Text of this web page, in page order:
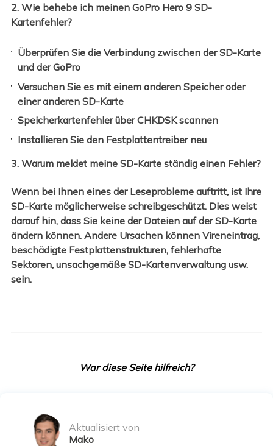
2. Wie behebe ich meinen GoPro Hero 9 SD-
Kartenfehler?
Überprüfen Sie die Verbindung zwischen der SD-Karte
und der GoPro
Versuchen Sie es mit einem anderen Speicher oder
einer anderen SD-Karte
Speicherkartenfehler über CHKDSK scannen
Installieren Sie den Festplattentreiber neu
3. Warum meldet meine SD-Karte ständig einen Fehler?
Wenn bei Ihnen eines der Leseprobleme auftritt, ist Ihre
SD-Karte möglicherweise schreibgeschützt. Dies weist
darauf hin, dass Sie keine der Dateien auf der SD-Karte
ändern können. Andere Ursachen können Vireneintrag,
beschädigte Festplattenstrukturen, fehlerhafte
Sektoren, unsachgemäße SD-Kartenverwaltung usw.
sein.
War diese Seite hilfreich?
Aktualisiert von
Mako